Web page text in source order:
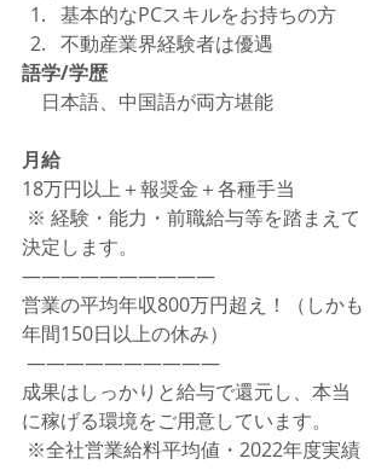
基本的なPCスキルをお持ちの方
不動産業界経験者は優遇
語学/学歴
日本語、中国語が両方堪能
月給
18万円以上＋報奨金＋各種手当
決定します。
――――――――――
営業の平均年収800万円超え！（しかも
年間150日以上の休み）
――――――――――
成果はしっかりと給与で還元し、本当
に稼げる環境をご用意しています。
※全社営業給料平均値・2022年度実績